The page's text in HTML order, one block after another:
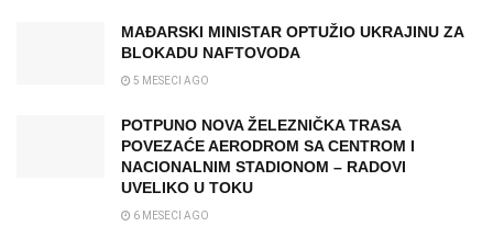
MAĐARSKI MINISTAR OPTUŽIO UKRAJINU ZA
BLOKADU NAFTOVODA
5 MESECI AGO
POTPUNO NOVA ŽELEZNIČKA TRASA
POVEZAĆE AERODROM SA CENTROM I
NACIONALNIM STADIONOM – RADOVI
UVELIKO U TOKU
6 MESECI AGO